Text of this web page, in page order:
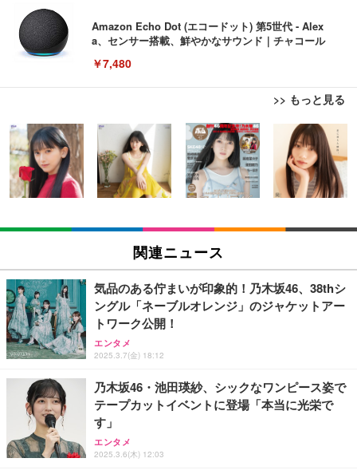
Amazon Echo Dot (エコードット) 第5世代 - Alex
a、センサー搭載、鮮やかなサウンド｜チャコール
￥7,480
>> もっと見る
[EdoErgo] オフィスチェア 椅子 テレワーク 疲れな
い 跳ね上げ式アームレスト コンパクト 約105度ロッ
キング pc 事務椅子 360度回転 座面昇降 強化ナイロ
ン樹脂ベース 通気性メッシュ 在宅ワーク H-WY01
(黒網+黒枠+黒足)
￥5,699
SIHOO B100 オフィスチェア／デスクチェア メッシ
ュチェア 人間工学 疲れない ブラック
￥27,999
Sezlife オフィスチェア デスクチェア 疲れない テレ
ワーク チェア 強化バックレスト 30度ロッキング機
能 人間工学 椅子 腰サポート 90度跳ね上げ式アーム
レスト 3Dヘッドレスト ハンガー付き 高反発クッシ
務用 おしゃれ パソコンチェア (ブラック)
Sezlife オフィスチェア デスクチェア 疲れない テレ
ワーク チェア 強化バックレスト 30度ロッキング機
能 人間工学 椅子 腰サポート 90度跳ね上げ式アーム
レスト 3Dヘッドレスト ハンガー付き 高反発クッシ
￥7,680
EIZO ビジネス向けプレミアムモニター | FlexScan
EV3240X-WT | 31.5型4K UHD・USB Type-C・ホワ
イト
￥105,595
EIZO ビジネス向けプレミアムモニター | FlexScan
￥109,572
【純正品】27"ゲーミングモニター DualSense 充電
フック付き（CFI-ZDM1J）
￥49,979
【整備済み品】Dell E2724HS 27インチ 液晶モニタ
ー フルHD（1920×1080）VA 非光沢 HDMI/DisplayP
ort/VGA スピーカー内蔵 高さ調整 スイベル VESA対
応 ComfortView ビジネス向け
￥15,800
Amazonベーシック ペットシーツ 薄型 レギュラー 1
回使い捨て 無香料 ホワイト 300枚
￥3,373
Amazonベーシック ペットシーツ 厚型 ワイド 42枚
x2袋(84枚) ホワイト(吸収面:ライトブルー)
￥3,234
ネオ・ルーライフ ネオ・オムツ L 中型犬用 26枚入
り 単品
￥1,800
Smart Basic(スマートベーシック) 【Amazon.co.jp
限定】 Smart Basic アイリスオーヤマ ペットシーツ
超厚型 お徳用 ワイド 100枚入 (x 1) (ケース販売)
￥3,670
関連ニュース
気品のある佇まいが印象的！乃木坂46、38thシ
ングル「ネーブルオレンジ」のジャケットアー
トワーク公開！
エンタメ
2025.3.7(金) 18:12
乃木坂46・池田瑛紗、シックなワンピース姿で
テープカットイベントに登場「本当に光栄で
す」
エンタメ
2025.3.6(木) 12:03